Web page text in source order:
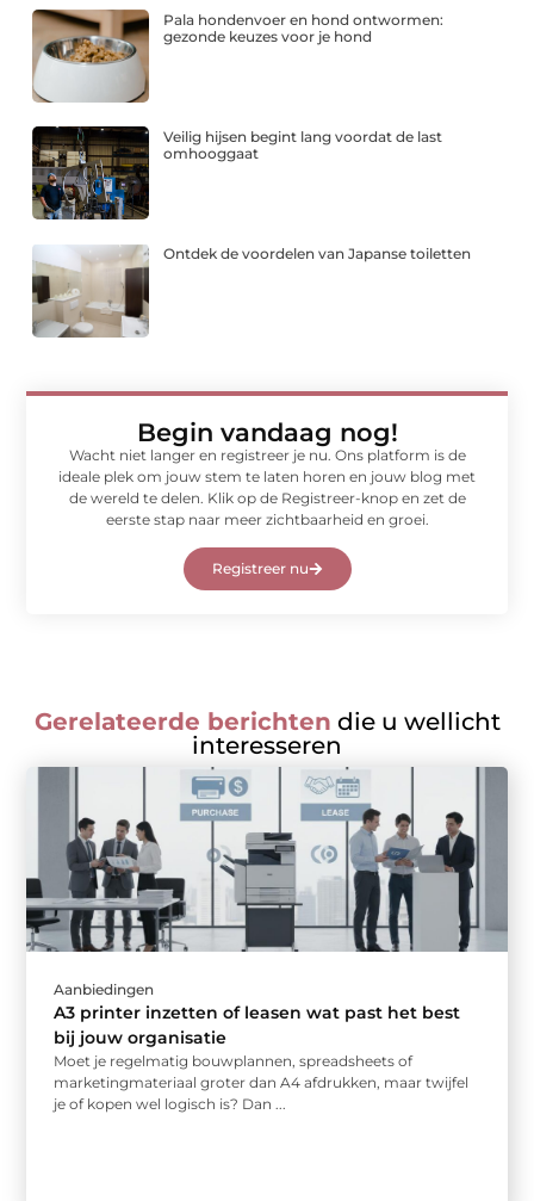
Pala hondenvoer en hond ontwormen:
gezonde keuzes voor je hond
Veilig hijsen begint lang voordat de last
omhooggaat
Ontdek de voordelen van Japanse toiletten
Begin vandaag nog!
Wacht niet langer en registreer je nu. Ons platform is de
ideale plek om jouw stem te laten horen en jouw blog met
de wereld te delen. Klik op de Registreer-knop en zet de
eerste stap naar meer zichtbaarheid en groei.
Registreer nu
Gerelateerde berichten die u wellicht
interesseren
Aanbiedingen
A3 printer inzetten of leasen wat past het best
bij jouw organisatie
Moet je regelmatig bouwplannen, spreadsheets of
marketingmateriaal groter dan A4 afdrukken, maar twijfel
je of kopen wel logisch is? Dan ...